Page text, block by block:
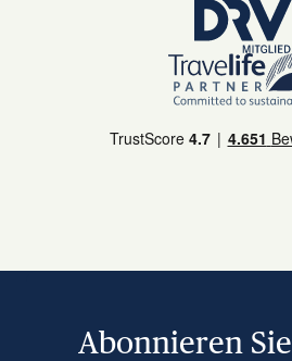
Abonnieren Sie